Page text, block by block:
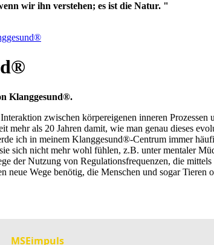
wir ihn verstehen; es ist die Natur. "
Klanggesund®­.
zwischen körpereigenen inneren
mehr als 20 Jahren damit, wie man genau dieses
ich in meinem Klanggesund®-Centrum immer
sich nicht mehr wohl fühlen, z.B. unter mentaler
der Nutzung von Regulationsfrequenzen, die
neue Wege benötig, die Menschen und sogar